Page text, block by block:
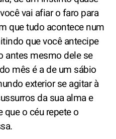
vai afiar o faro para
que tudo acontece num
que você antecipe
antes mesmo dele se
mês é a de um sábio
exterior se agitar à
da sua alma e
que o céu repete o